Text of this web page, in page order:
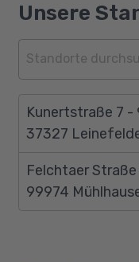
Unsere
Kunertstraße 7 -
37327
Felchtaer
99974